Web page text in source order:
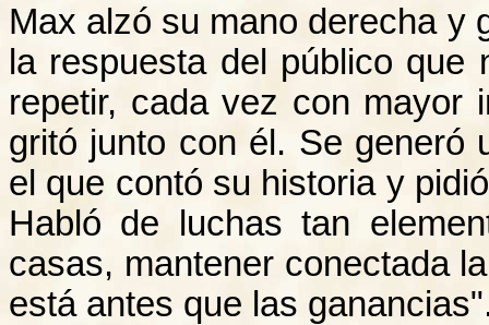
Max alzó su mano derecha y
la respuesta del público que
repetir, cada vez con mayor
gritó junto con él. Se generó
el que contó su historia y
Habló de luchas tan
casas, mantener conectada
está antes que las